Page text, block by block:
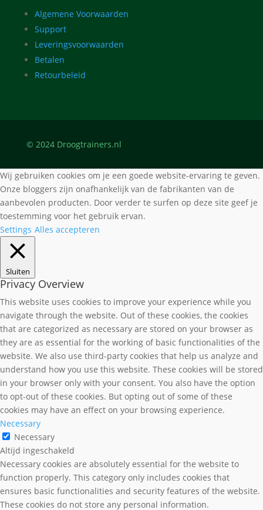
Algemene Voorwaarden
Support
Leveringsvoorwaarden
Betalen
Retourbeleid
© 2024 Droogtrainers.nl
Wij gebruiken cookies om je een goede website-ervaring te geven.
Onze bloggers zijn onafhankelijk van de fabrikanten van de
aanbevolen producten. Door verder te surfen op deze site geef je
toestemming voor het gebruik ervan.
Settings Alles accepteren
Sluiten
Privacy Overview
This website uses cookies to improve your experience while you
navigate through the website. Out of these cookies, the cookies
that are categorized as necessary are stored on your browser as
they are as essential for the working of basic functionalities of the
website. We also use third-party cookies that help us analyze and
understand how you use this website. These cookies will be stored
in your browser only with your consent. You also have the option
to opt-out of these cookies. But opting out of some of these
cookies may have an effect on your browsing experience.
Necessary
Necessary
Altijd ingeschakeld
Necessary cookies are absolutely essential for the website to
function properly. This category only includes cookies that
ensures basic functionalities and security features of the website.
These cookies do not store any personal information.